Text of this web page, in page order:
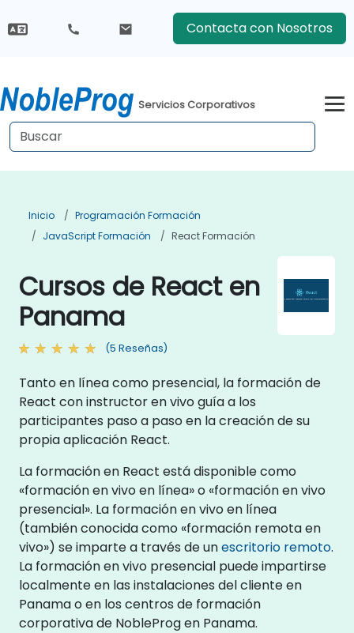
Contacta con Nosotros
Servicios Corporativos
Inicio
Programación Formación
JavaScript Formación
React Formación
Cursos de React en
Panama
(5 Reseñas)
Tanto en línea como presencial, la formación de
React con instructor en vivo guía a los
participantes paso a paso en la creación de su
propia aplicación React.
La formación en React está disponible como
«formación en vivo en línea» o «formación en vivo
presencial». La formación en vivo en línea
(también conocida como «formación remota en
vivo») se imparte a través de unescritorio remoto.
La formación en vivo presencial puede impartirse
localmente en las instalaciones del cliente en
Panama o en los centros de formación
corporativa de NobleProg en Panama.